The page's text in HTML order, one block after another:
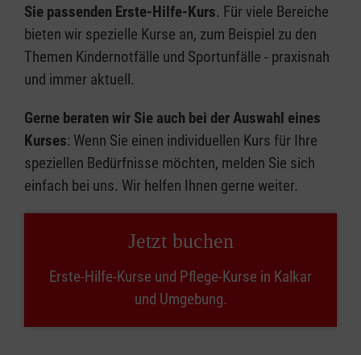
Sie passenden Erste-Hilfe-Kurs. Für viele Bereiche
bieten wir spezielle Kurse an, zum Beispiel zu den
Themen Kindernotfälle und Sportunfälle - praxisnah
und immer aktuell.
Gerne beraten wir Sie auch bei der Auswahl eines
Kurses: Wenn Sie einen individuellen Kurs für Ihre
speziellen Bedürfnisse möchten, melden Sie sich
einfach bei uns. Wir helfen Ihnen gerne weiter.
Jetzt buchen
Erste-Hilfe-Kurse und Pflege-Kurse in Kalkar
und Umgebung.